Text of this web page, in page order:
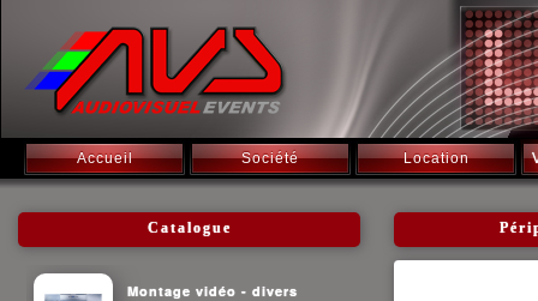
Accueil Société Location
Catalogue
Montage vidéo - divers